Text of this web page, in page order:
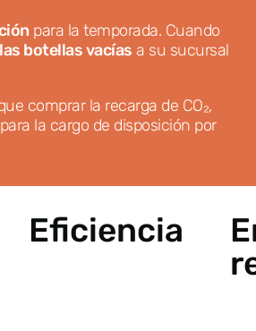
para la temporada. Cuando
botellas vacías a su sucursal
comprar la recarga de CO₂,
la cargo de disposición por
Eficiencia